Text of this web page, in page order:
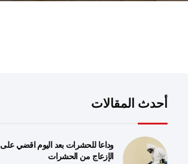
أحدث المقالات
وداعا للحشرات بعد اليوم اقضي على
الإزعاج من الحشرات